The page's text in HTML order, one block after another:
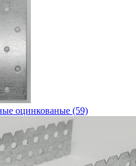
оцинкованые (59)